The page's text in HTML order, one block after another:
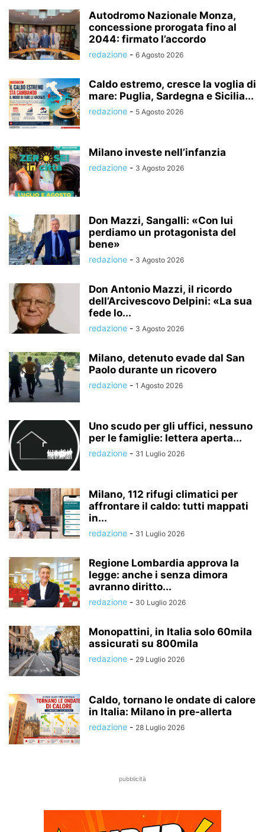
Autodromo Nazionale Monza,
concessione prorogata fino al
2044: firmato l’accordo
redazione - 6 Agosto 2026
Caldo estremo, cresce la voglia di
mare: Puglia, Sardegna e Sicilia...
redazione - 5 Agosto 2026
Milano investe nell’infanzia
redazione - 3 Agosto 2026
Don Mazzi, Sangalli: «Con lui
perdiamo un protagonista del
bene»
redazione - 3 Agosto 2026
Don Antonio Mazzi, il ricordo
dell’Arcivescovo Delpini: «La sua
fede lo...
redazione - 3 Agosto 2026
Milano, detenuto evade dal San
Paolo durante un ricovero
redazione - 1 Agosto 2026
Uno scudo per gli uffici, nessuno
per le famiglie: lettera aperta...
redazione - 31 Luglio 2026
Milano, 112 rifugi climatici per
affrontare il caldo: tutti mappati
in...
redazione - 31 Luglio 2026
Regione Lombardia approva la
legge: anche i senza dimora
avranno diritto...
redazione - 30 Luglio 2026
Monopattini, in Italia solo 60mila
assicurati su 800mila
redazione - 29 Luglio 2026
Caldo, tornano le ondate di calore
in Italia: Milano in pre-allerta
redazione - 28 Luglio 2026
pubblicità